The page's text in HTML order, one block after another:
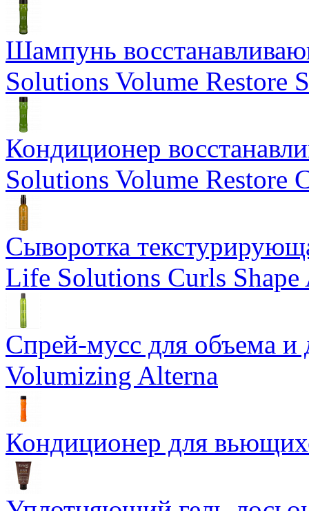
Шампунь
Solutions Volume Restore
Кондиционер
Solutions Volume Restore
Сыворотка
Life Solutions Curls
Спрей-мусс для объема и
Volumizing Alterna
Кондиционер для